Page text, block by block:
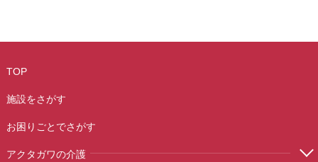
TOP
施設をさがす
お困りごとでさがす
アクタガワの介護